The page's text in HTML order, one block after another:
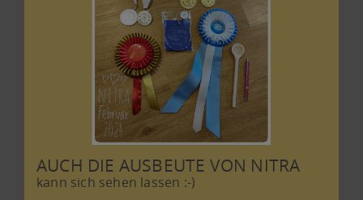
AUCH DIE AUSBEUTE VON NITRA
kann sich sehen lassen :-)